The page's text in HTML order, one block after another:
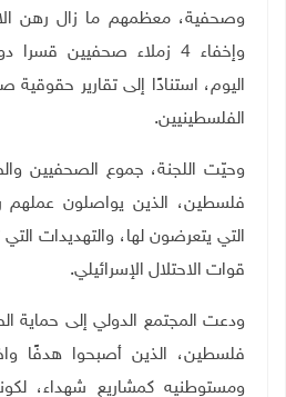
وصحفية، معظمهم ما زال رهن
وإخفاء 4 زملاء صحفيين
اليوم، استنادًا إلى تقارير
الفلسطينيين.
وحيّت اللجنة، جموع الصحفيين
فلسطين، الذين يواصلون عملهم
التي يتعرضون لها، والتهديدات
قوات الاحتلال الإسرائيلي.
ودعت المجتمع الدولي إلى حماية
فلسطين، الذين أصبحوا هدفًا
ومستوطنيه كمشاريع شهداء،